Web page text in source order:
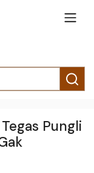
Pungli